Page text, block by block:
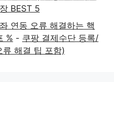
BEST 5
연동 오류 해결하는 핵
% - 쿠팡 결제수단 등록/
해결 팁 포함)